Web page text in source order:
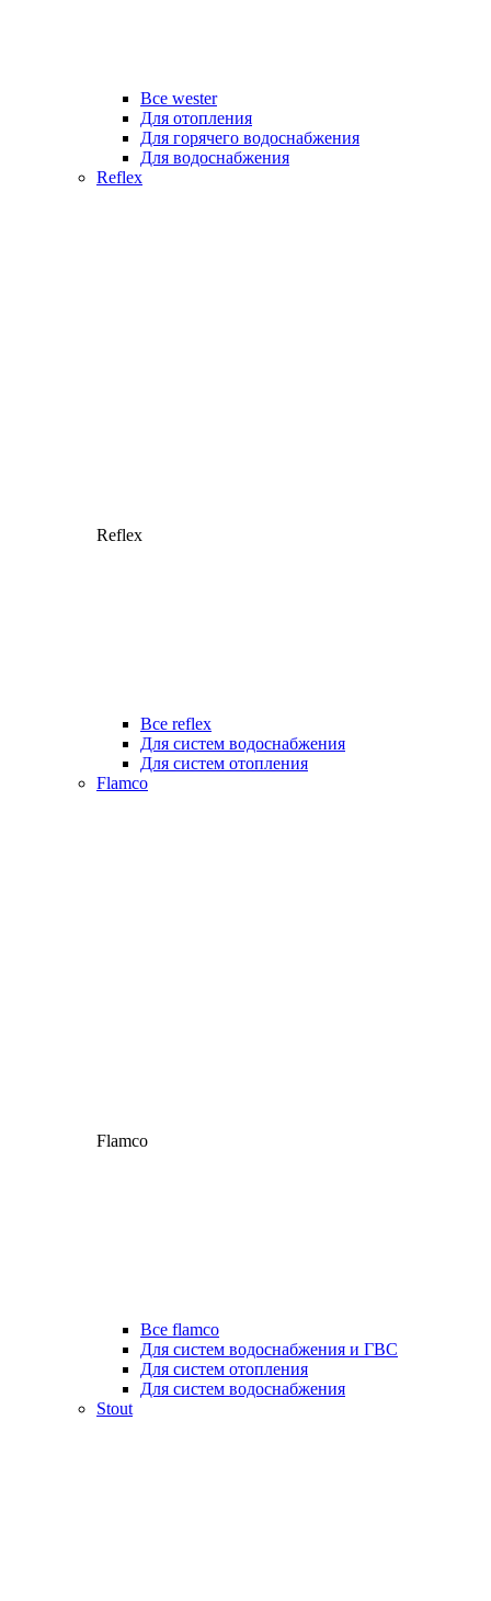
Все wester
Для отопления
Для горячего водоснабжения
Для водоснабжения
Reflex
Reflex
Все reflex
Для систем водоснабжения
Для систем отопления
Flamco
Flamco
Все flamco
Для систем водоснабжения и ГВС
Для систем отопления
Для систем водоснабжения
Stout